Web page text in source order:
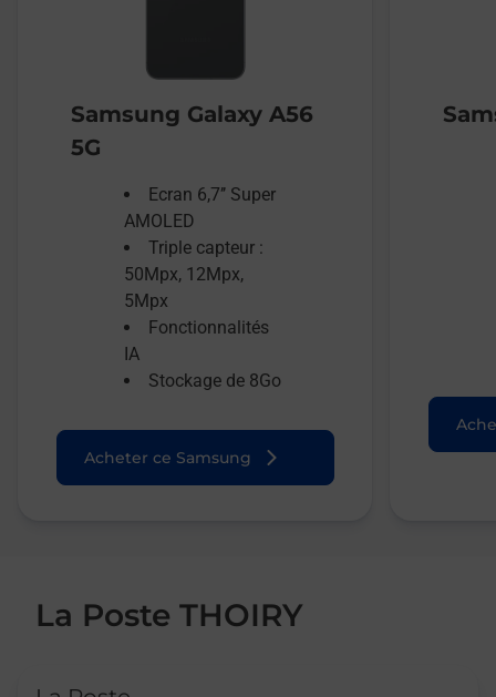
Samsung Galaxy A56
5G
Ecran 6,7’’ Super
AMOLED
Triple capteur :
50Mpx, 12Mpx,
5Mpx
Fonctionnalités
IA
Stockage de 8Go
Acheter ce Samsung
La Poste THOIRY